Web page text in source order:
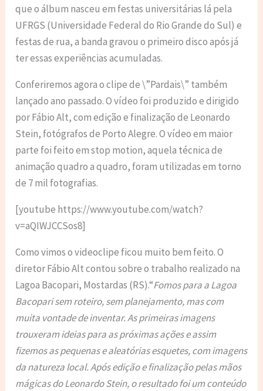
que o álbum nasceu em festas universitárias lá pela
UFRGS (Universidade Federal do Rio Grande do Sul) e
festas de rua, a banda gravou o primeiro disco após já
ter essas experiências acumuladas.
Conferiremos agora o clipe de \”Pardais\” também
lançado ano passado. O vídeo foi produzido e dirigido
por Fábio Alt, com edição e finalização de Leonardo
Stein, fotógrafos de Porto Alegre. O vídeo em maior
parte foi feito em stop motion, aquela técnica de
animação quadro a quadro, foram utilizadas em torno
de 7 mil fotografias.
[youtube https://www.youtube.com/watch?
v=aQIWJCCSos8]
Como vimos o videoclipe ficou muito bem feito. O
diretor Fábio Alt contou sobre o trabalho realizado na
Lagoa Bacopari, Mostardas (RS).“Fomos para a Lagoa
Bacopari sem roteiro, sem planejamento, mas com
muita vontade de inventar. As primeiras imagens
trouxeram ideias para as próximas ações e assim
fizemos as pequenas e aleatórias esquetes, com imagens
da natureza local. Após edição e finalização pelas mãos
mágicas do Leonardo Stein, o resultado foi um conteúdo